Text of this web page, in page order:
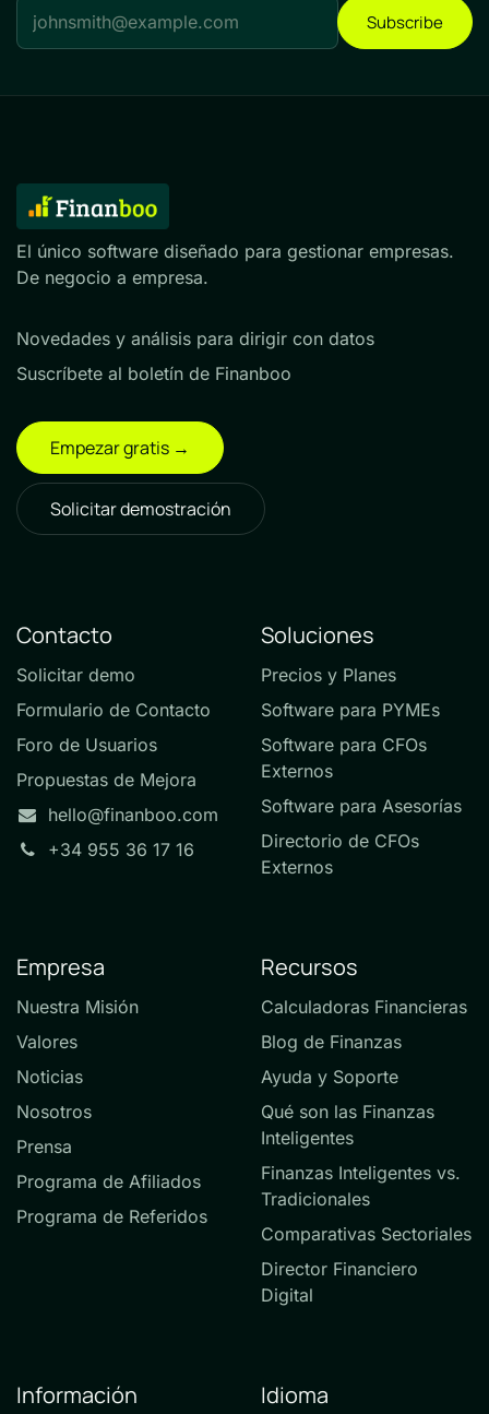
Subscribe
El único software diseñado para gestionar empresas.
De negocio a empresa.
Novedades y análisis para dirigir con datos
Suscríbete al boletín de Finanboo
Empezar gratis →
Solicitar demostración
Contacto
Solicitar demo
Formulario de Contacto
Foro de Usuarios
Propuestas de Mejora
hello@finanboo.com
+34 955 36 17 16
Soluciones
Precios y Planes
Software para PYMEs
Software para CFOs
Externos
Software para Asesorías
Directorio de CFOs
Externos
Empresa
Nuestra Misión
Valores
Noticias
Nosotros
Prensa
Programa de Afiliados
Programa de Referidos
Recursos
Calculadoras Financieras
Blog de Finanzas
Ayuda y Soporte
Qué son las Finanzas
Inteligentes
Finanzas Inteligentes vs.
Tradicionales
Comparativas Sectoriales
Director Financiero
Digital
Información Idioma